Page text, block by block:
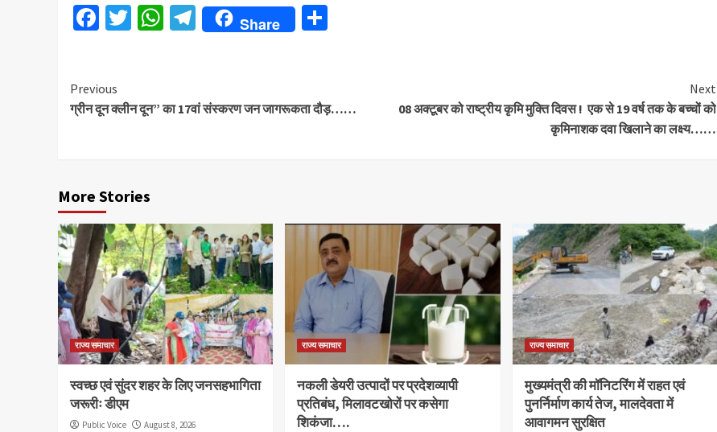
Facebook
Twitter
WhatsApp
Telegram
Share
Continue
Reading
Previous
ग्रीन दून क्लीन दून” का 17वां संस्करण जन जागरूकता दौड़……
Next
08 अक्टूबर को राष्ट्रीय कृमि मुक्ति दिवस ! एक से 19 वर्ष तक के बच्चों को
कृमिनाशक दवा खिलाने का लक्ष्य……
More Stories
राज्य समाचार
स्वच्छ एवं सुंदर शहर के लिए जनसहभागिता
जरूरीः डीएम
Public Voice August 8, 2026
राज्य समाचार
नकली डेयरी उत्पादों पर प्रदेशव्यापी
प्रतिबंध, मिलावटखोरों पर कसेगा
शिकंजा….
राज्य समाचार
मुख्यमंत्री की मॉनिटरिंग में राहत एवं
पुनर्निर्माण कार्य तेज, मालदेवता में
आवागमन सुरक्षित